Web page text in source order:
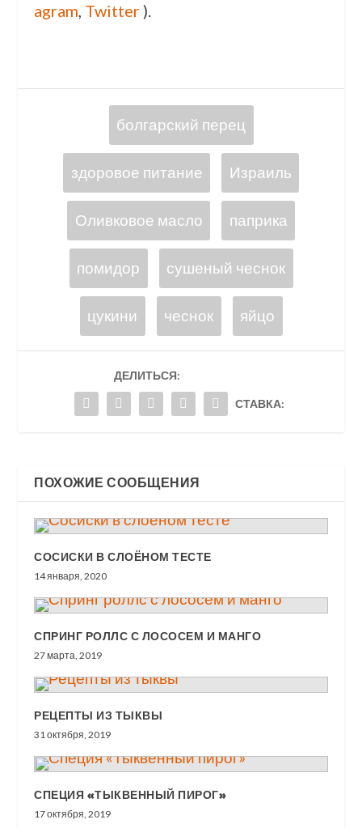
agram Twitter ).
болгарский перец
здоровое питание Израиль
Оливковое масло паприка
помидор сушеный чеснок
цукини чеснок яйцо
ДЕЛИТЬСЯ:
СТАВКА:
ПОХОЖИЕ СООБЩЕНИЯ
СОСИСКИ В СЛОЁНОМ ТЕСТЕ
14 января, 2020
СПРИНГ РОЛЛС С ЛОСОСЕМ И МАНГО
27 марта, 2019
РЕЦЕПТЫ ИЗ ТЫКВЫ
31 октября, 2019
СПЕЦИЯ «ТЫКВЕННЫЙ ПИРОГ»
17 октября, 2019